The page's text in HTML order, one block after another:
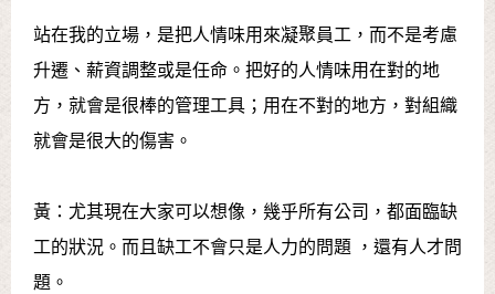
站在我的立場，是把人情味用來凝聚員工，而不是考慮
升遷、薪資調整或是任命。把好的人情味用在對的地
方，就會是很棒的管理工具；用在不對的地方，對組織
就會是很大的傷害。
黃：尤其現在大家可以想像，幾乎所有公司，都面臨缺
工的狀況。而且缺工不會只是人力的問題 ，還有人才問
題。